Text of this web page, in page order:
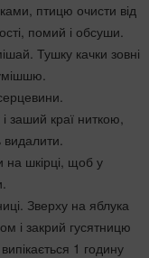
птицю очисти від
помий і обсуши.
Тушку качки зовні
заший краї ниткою,
на шкірці, щоб у
Зверху на яблука
і закрий гусятницю
1 годину